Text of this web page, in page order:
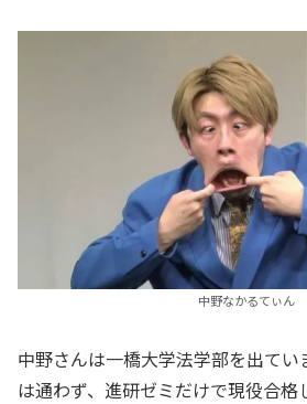
中野なかるてぃん
中野さんは一橋大学法学部を出て
は通わず、進研ゼミだけで現役合格